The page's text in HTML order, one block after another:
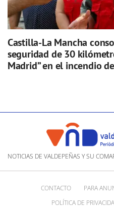
Castilla-La Mancha
seguridad de 30
Madrid” en el incendio
NOTICIAS DE VALDEPEÑAS Y SU
CONTACTO PARA
POLÍTICA DE